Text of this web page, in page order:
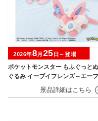
ポケットモンスター もふぐっと
ぐるみ イーブイフレンズ～エーフ
ィ・ニンフィア～おひるねver.
2026年8月 25 日～登場